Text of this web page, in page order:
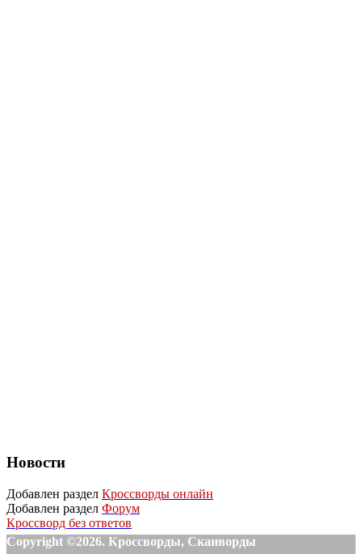
Новости
Добавлен раздел Кроссворды онлайн
Добавлен раздел Форум
Кроссворд без ответов
Copyright ©2026. Кроссворды, Сканворды